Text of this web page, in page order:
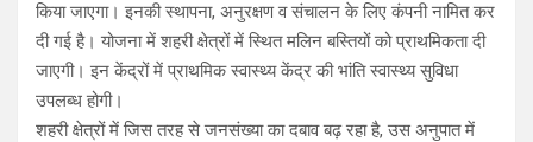
किया जाएगा। इनकी स्थापना, अनुरक्षण व संचालन के लिए कंपनी नामित कर
दी गई है। योजना में शहरी क्षेत्रों में स्थित मलिन बस्तियों को प्राथमिकता दी
जाएगी। इन केंद्रों में प्राथमिक स्वास्थ्य केंद्र की भांति स्वास्थ्य सुविधा
उपलब्ध होगी।
शहरी क्षेत्रों में जिस तरह से जनसंख्या का दबाव बढ़ रहा है, उस अनुपात में